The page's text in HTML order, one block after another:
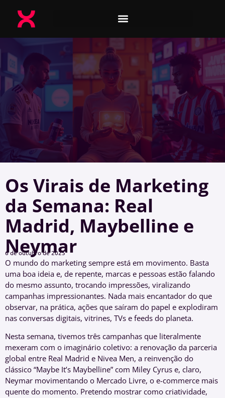
Os Virais de Marketing
da Semana: Real
Madrid, Maybelline e
Neymar
6 de outubro de 2025
O mundo do marketing sempre está em movimento. Basta
uma boa ideia e, de repente, marcas e pessoas estão falando
do mesmo assunto, trocando impressões, viralizando
campanhas impressionantes. Nada mais encantador do que
observar, na prática, ações que saíram do papel e explodiram
nas conversas digitais, vitrines, TVs e feeds do planeta.
Nesta semana, tivemos três campanhas que literalmente
mexeram com o imaginário coletivo: a renovação da parceria
global entre Real Madrid e Nivea Men, a reinvenção do
clássico “Maybe It’s Maybelline” com Miley Cyrus e, claro,
Neymar movimentando o Mercado Livre, o e-commerce mais
quente do momento. Pretendo mostrar como criatividade,